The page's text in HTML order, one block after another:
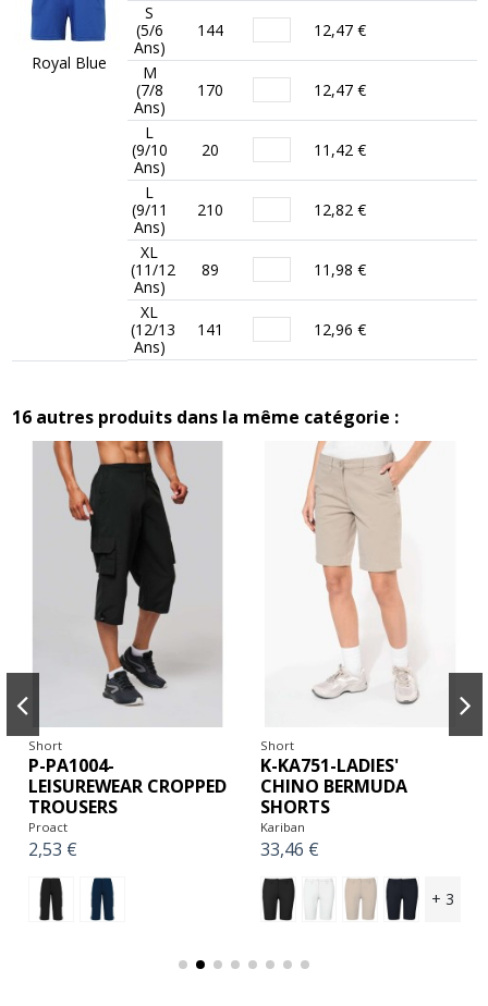
Royal Blue
S
(5/6
Ans)
144 12,47 €
M
(7/8
Ans)
170 12,47 €
L
(9/10
Ans)
20 11,42 €
L
(9/11
Ans)
210 12,82 €
XL
(11/12
Ans)
89 11,98 €
XL
(12/13
Ans)
141 12,96 €
16 autres produits dans la même catégorie :
Short
P-PA1004-
LEISUREWEAR CROPPED
TROUSERS
Proact
2,53 €
Short
K-KA751-LADIES'
CHINO BERMUDA
SHORTS
Kariban
33,46 €
+ 3